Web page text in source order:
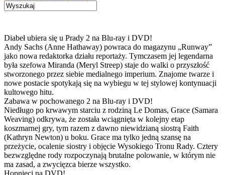
Diabeł ubiera się u Prady 2 na Blu-ray i DVD!
Andy Sachs (Anne Hathaway) powraca do magazynu „Runway”
jako nowa redaktorka działu reportaży. Tymczasem jej legendarna
była szefowa Miranda (Meryl Streep) staje do walki o przyszłość
stworzonego przez siebie medialnego imperium. Znajome twarze i
nowe postacie spotykają się na wybiegu w tej stylowej kontynuacji
kultowego hitu.
Zabawa w pochowanego 2 na Blu-ray i DVD!
Niedługo po krwawym starciu z rodziną Le Domas, Grace (Samara
Weaving) odkrywa, że została wciągnięta w kolejny etap
koszmarnej gry, tym razem z dawno niewidzianą siostrą Faith
(Kathryn Newton) u boku. Grace ma tylko jedną szansę na
przeżycie, ocalenie siostry i objęcie Wysokiego Tronu Rady. Cztery
bezwzględne rody rozpoczynają brutalne polowanie, w którym nie
ma zasad, a zwycięzca bierze wszystko.
Hopnięci na DVD!